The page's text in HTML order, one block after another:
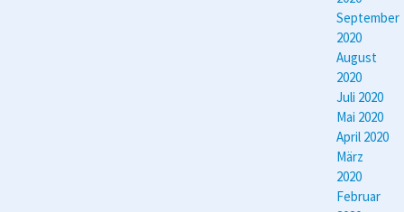
September
2020
August
2020
Juli 2020
Mai 2020
April 2020
März
2020
Februar